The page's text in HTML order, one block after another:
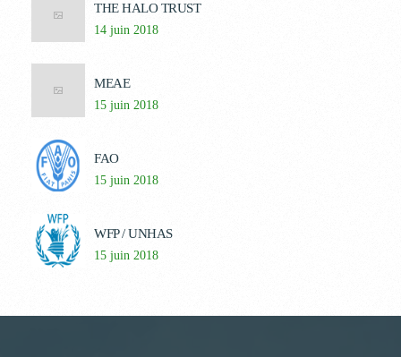
THE HALO TRUST
14 juin 2018
MEAE
15 juin 2018
FAO
15 juin 2018
WFP / UNHAS
15 juin 2018